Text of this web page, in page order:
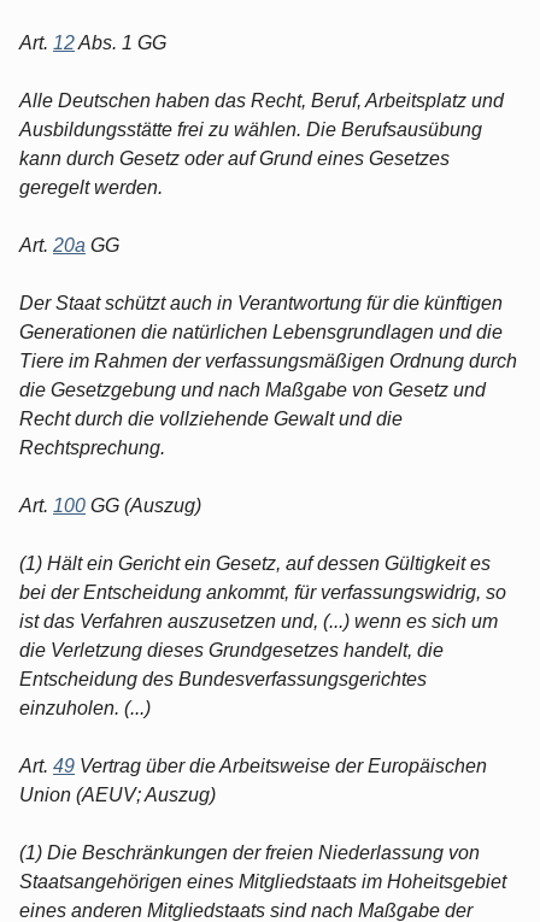
Art. 12Abs. 1 GG
Alle Deutschen haben das Recht, Beruf, Arbeitsplatz und
Ausbildungsstätte frei zu wählen. Die Berufsausübung
kann durch Gesetz oder auf Grund eines Gesetzes
geregelt werden.
Art. 20a GG
Der Staat schützt auch in Verantwortung für die künftigen
Generationen die natürlichen Lebensgrundlagen und die
Tiere im Rahmen der verfassungsmäßigen Ordnung durch
die Gesetzgebung und nach Maßgabe von Gesetz und
Recht durch die vollziehende Gewalt und die
Rechtsprechung.
Art. 100 GG (Auszug)
(1) Hält ein Gericht ein Gesetz, auf dessen Gültigkeit es
bei der Entscheidung ankommt, für verfassungswidrig, so
ist das Verfahren auszusetzen und, (...) wenn es sich um
die Verletzung dieses Grundgesetzes handelt, die
Entscheidung des Bundesverfassungsgerichtes
einzuholen. (...)
Art. 49 Vertrag über die Arbeitsweise der Europäischen
Union (AEUV; Auszug)
(1) Die Beschränkungen der freien Niederlassung von
Staatsangehörigen eines Mitgliedstaats im Hoheitsgebiet
eines anderen Mitgliedstaats sind nach Maßgabe der